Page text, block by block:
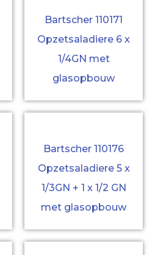
Bartscher 110171
Opzetsaladiere 6 x
1/4GN met
glasopbouw
Bartscher 110176
Opzetsaladiere 5 x
1/3GN + 1 x 1/2 GN
met glasopbouw